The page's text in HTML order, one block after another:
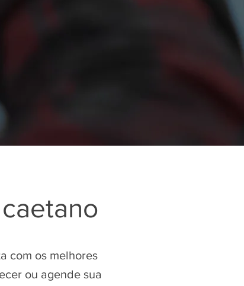
com os melhores
ou agende sua